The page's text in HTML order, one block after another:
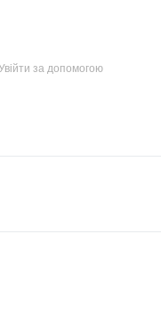
за допомогою